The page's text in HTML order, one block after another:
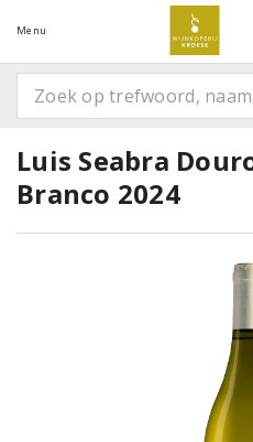
Menu
Luis Seabra
Branco 2024